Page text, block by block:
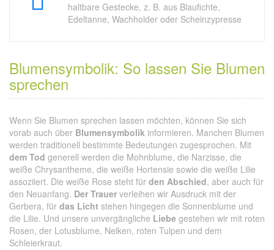
haltbare Gestecke, z. B. aus Blaufichte,
Edeltanne, Wachholder oder Scheinzypresse
Blumensymbolik: So lassen Sie Blumen
sprechen
Wenn Sie Blumen sprechen lassen möchten, können Sie sich
vorab auch über Blumensymbolik informieren. Manchen Blumen
werden traditionell bestimmte Bedeutungen zugesprochen. Mit
dem Tod generell werden die Mohnblume, die Narzisse, die
weiße Chrysantheme, die weiße Hortensie sowie die weiße Lilie
assoziiert. Die weiße Rose steht für den Abschied, aber auch für
den Neuanfang. Der Trauer verleihen wir Ausdruck mit der
Gerbera, für das Licht stehen hingegen die Sonnenblume und
die Lilie. Und unsere unvergängliche Liebe gestehen wir mit roten
Rosen, der Lotusblume, Nelken, roten Tulpen und dem
Schleierkraut.